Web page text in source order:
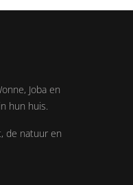
Joba en
hun huis.
de natuur en